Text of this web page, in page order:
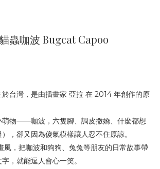
蟲咖波 Bugcat Capoo
於台灣，是由插畫家 亞拉 在 2014 年創作的原
萌物——咖波，六隻腳、調皮撒嬌、什麼都想
，卻又因為傻氣模樣讓人忍不住原諒。
風，把咖波和狗狗、兔兔等朋友的日常故事帶
，就能逗人會心一笑。